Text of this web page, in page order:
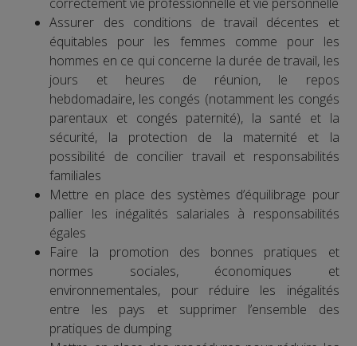
Assurer des conditions de travail décentes et
équitables pour les femmes comme pour les
hommes en ce qui concerne la durée de travail, les
jours et heures de réunion, le repos
hebdomadaire, les congés (notamment les congés
parentaux et congés paternité), la santé et la
sécurité, la protection de la maternité et la
possibilité de concilier travail et responsabilités
familiales
Mettre en place des systèmes d’équilibrage pour
pallier les inégalités salariales à responsabilités
égales
Faire la promotion des bonnes pratiques et
normes sociales, économiques et
environnementales, pour réduire les inégalités
entre les pays et supprimer l’ensemble des
pratiques de dumping